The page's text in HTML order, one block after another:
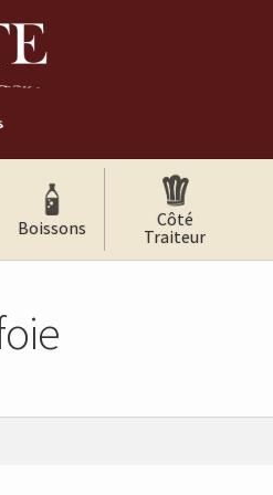
Boissons
Côté
Traiteur